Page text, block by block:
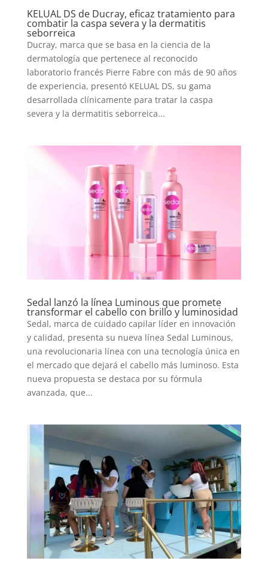
INICIO
PELICULAS
KELUAL DS de Ducray, eficaz tratamiento para
combatir la caspa severa y la dermatitis
seborreica
Ducray, marca que se basa en la ciencia de la
dermatología que pertenece al reconocido
laboratorio francés Pierre Fabre con más de 90 años
de experiencia, presentó KELUAL DS, su gama
desarrollada clínicamente para tratar la caspa
severa y la dermatitis seborreica...
Sedal lanzó la línea Luminous que promete
transformar el cabello con brillo y luminosidad
Sedal, marca de cuidado capilar líder en innovación
y calidad, presenta su nueva línea Sedal Luminous,
una revolucionaria línea con una tecnología única en
el mercado que dejará el cabello más luminoso. Esta
nueva propuesta se destaca por su fórmula
avanzada, que...